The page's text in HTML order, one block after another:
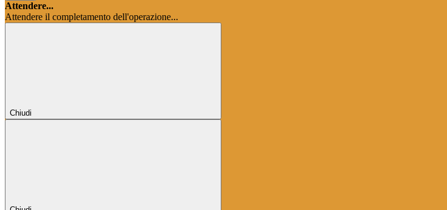
Attendere...
Attendere il completamento dell'operazione...
Chiudi